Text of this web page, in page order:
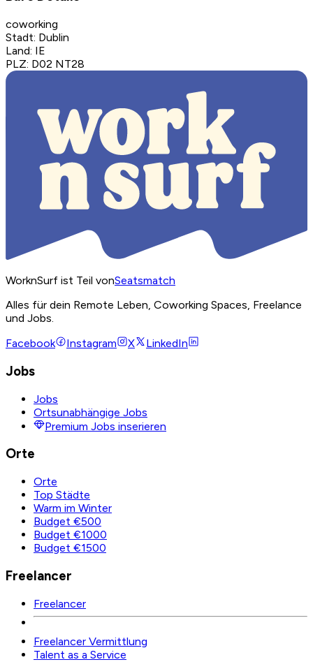
coworking
Stadt: Dublin
Land: IE
PLZ: D02 NT28
WorknSurf ist Teil vonSeatsmatch
Alles für dein Remote Leben, Coworking Spaces, Freelance
und Jobs.
Facebook
Instagram X LinkedIn
Jobs
Jobs
Ortsunabhängige Jobs
Premium Jobs inserieren
Orte
Orte
Top Städte
Warm im Winter
Budget €500
Budget €1000
Budget €1500
Freelancer
Freelancer
Freelancer Vermittlung
Talent as a Service